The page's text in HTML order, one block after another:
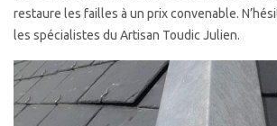
restaure les failles à un prix convenable.
les spécialistes du Artisan Toudic Julien.